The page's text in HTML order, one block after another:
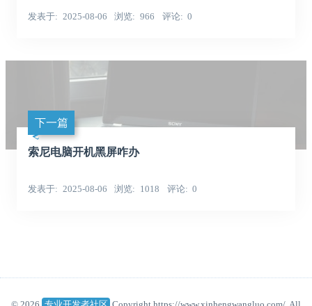
发表于 2025-08-06 浏览 966 评论 0
下一篇
索尼电脑开机黑屏咋办
发表于 2025-08-06 浏览 1018 评论 0